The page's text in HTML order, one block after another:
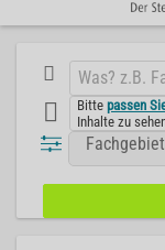
Bittepassen
Inhalte zu
Fachgebiet